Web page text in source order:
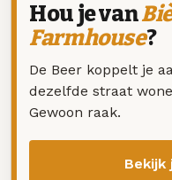
Hou je van
Farmhouse?
De Beer koppelt je
dezelfde straat
Gewoon raak.
Bekijk